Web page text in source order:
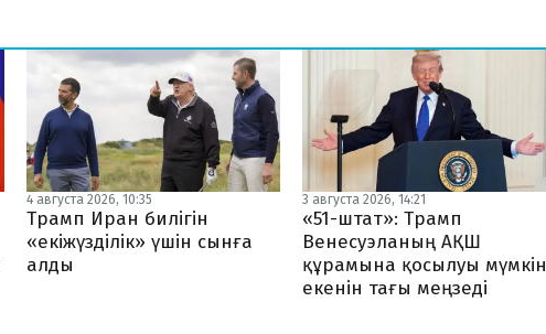
4 августа 2026, 10:35
Трамп Иран билігін
«екіжүзділік» үшін сынға
алды
3 августа 2026, 14:21
«51-штат»: Трамп
Венесуэланың АҚШ
құрамына қосылуы мүмкін
екенін тағы меңзеді